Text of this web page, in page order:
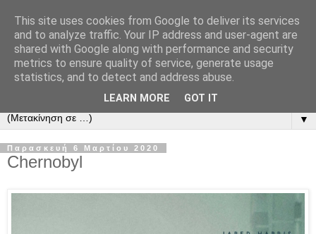
▼
Παρασκευή 6 Μαρτίου 2020
Chernobyl
This site uses cookies from Google to deliver its services
and to analyze traffic. Your IP address and user-agent are
shared with Google along with performance and security
metrics to ensure quality of service, generate usage
statistics, and to detect and address abuse.
LEARN MORE GOT IT